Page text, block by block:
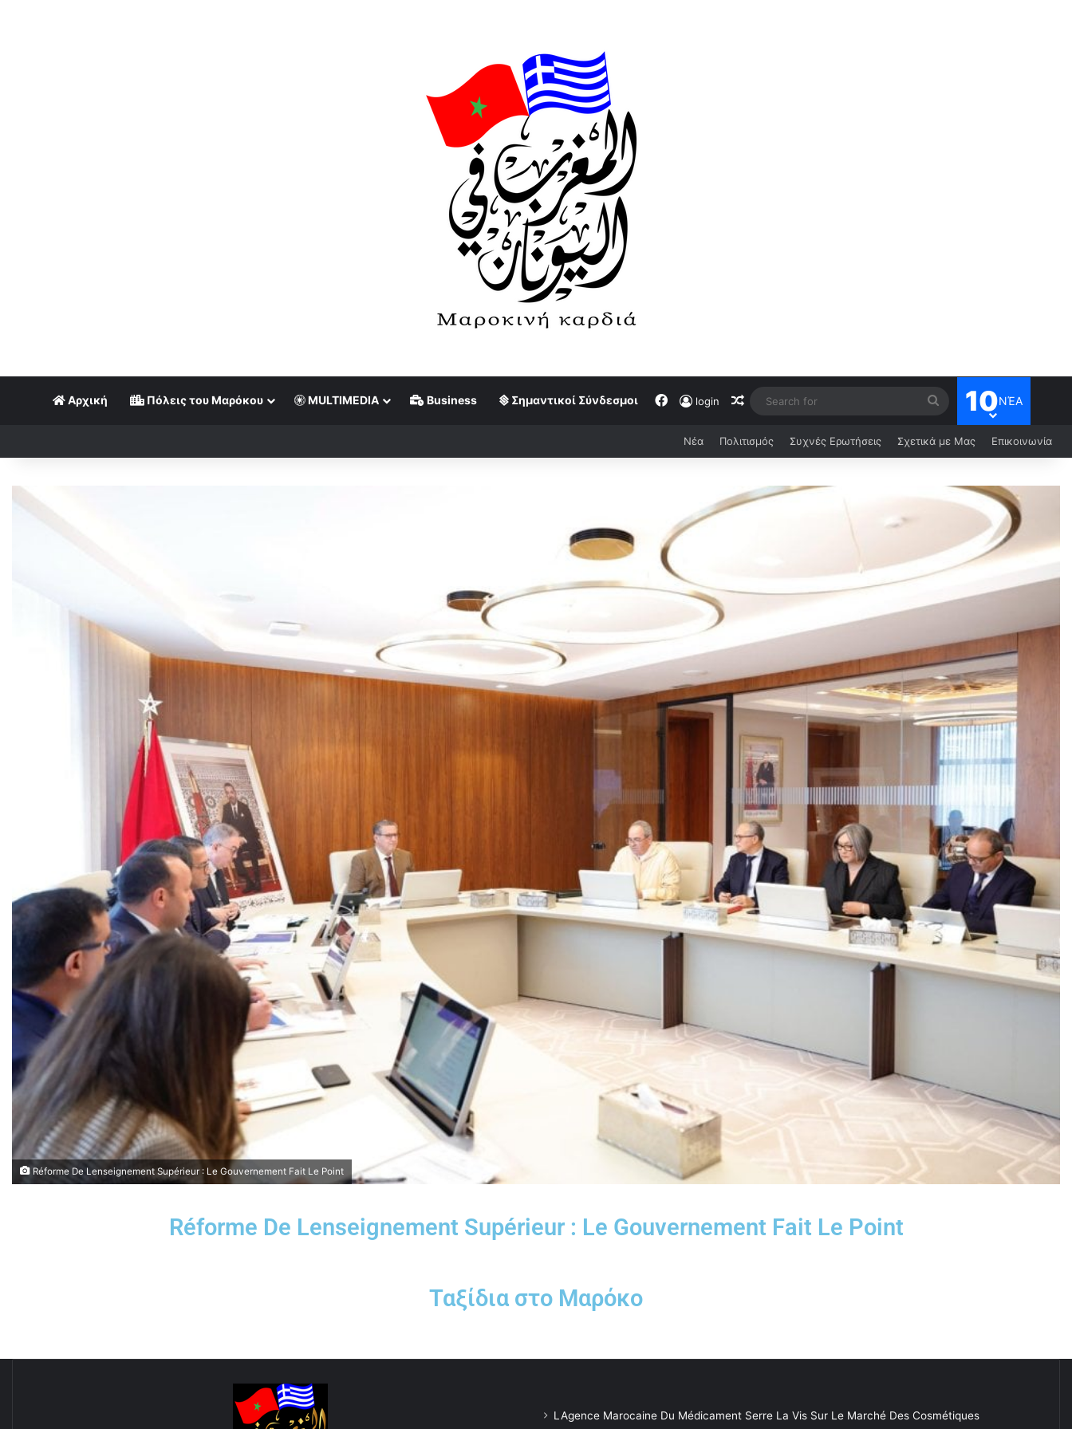
Αρχική Πόλεις του Μαρόκου MULTIMEDIA Business Σημαντικοί Σύνδεσμοι login 10ΝΈΑ
Νέα Πολιτισμός Συχνές Ερωτήσεις Σχετικά με Μας Επικοινωνία
Réforme De Lenseignement Supérieur : Le Gouvernement Fait Le Point
Réforme De Lenseignement Supérieur : Le Gouvernement Fait Le Point
Ταξίδια στο Μαρόκο
LAgence Marocaine Du Médicament Serre La Vis Sur Le Marché Des Cosmétiques